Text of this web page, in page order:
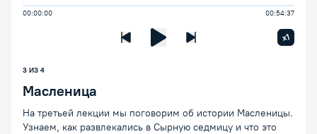
00:00:00 00:54:37
Предыдущая лекцияСледующая лекция
x1
3 ИЗ 4
Масленица
На третьей лекции мы поговорим об истории Масленицы.
Узнаем, как развлекались в Сырную седмицу и что это